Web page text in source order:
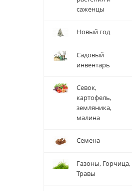
саженцы
Новый год
Садовый
инвентарь
Севок,
картофель,
земляника,
малина
Семена
Газоны, Горчица,
Травы